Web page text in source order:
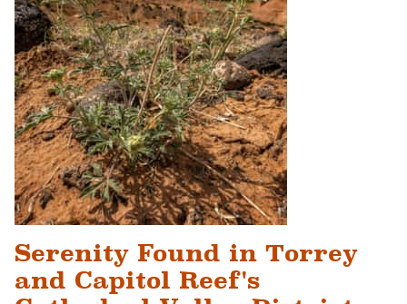
Serenity Found in Torrey
and Capitol Reef's